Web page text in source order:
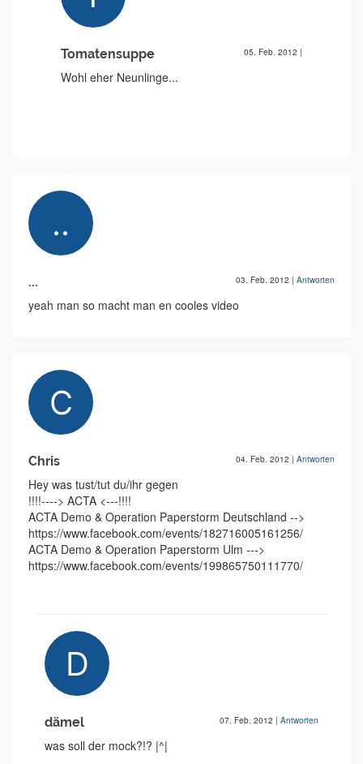
Tomatensuppe 05. Feb. 2012 |
Wohl eher Neunlinge...
... 03. Feb. 2012 | Antworten
yeah man so macht man en cooles video
Chris 04. Feb. 2012 | Antworten
Hey was tust/tut du/ihr gegen
!!!!----> ACTA <---!!!!
ACTA Demo & Operation Paperstorm Deutschland -->
https://www.facebook.com/event­s/182716005161256/
ACTA Demo & Operation Paperstorm Ulm --->
https://www.facebook.com/event­s/199865750111770/
dämel 07. Feb. 2012 | Antworten
was soll der mock?!? |^|